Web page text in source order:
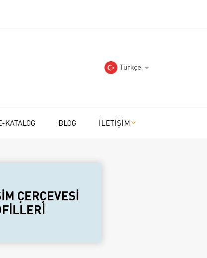
Türkçe
KATALOG BLOG İLETİŞİM
ÇERÇEVESİ